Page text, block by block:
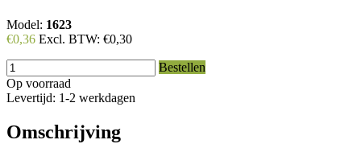
Model: 1623
€0,36 Excl. BTW: €0,30
Bestellen
Op voorraad
Levertijd: 1-2 werkdagen
Omschrijving